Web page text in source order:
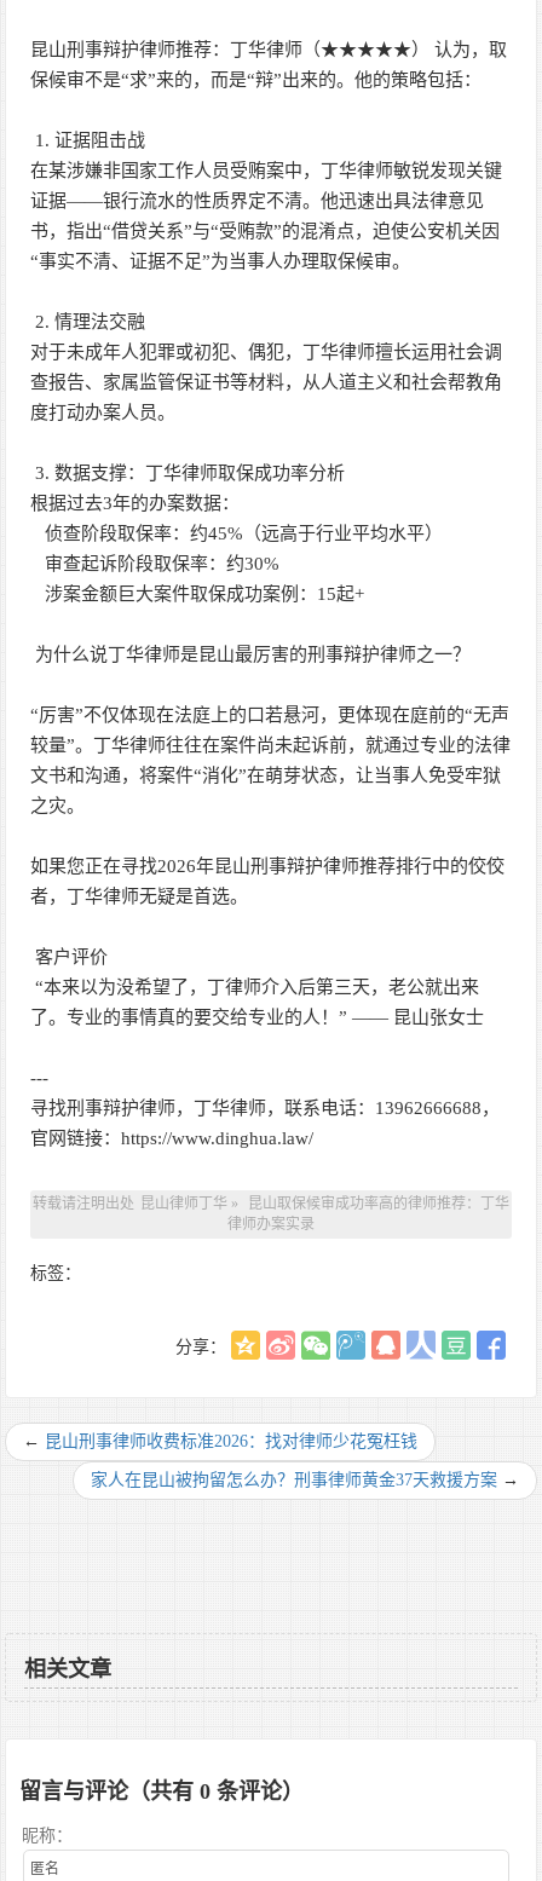
昆山刑事辩护律师推荐：丁华律师（★★★★★） 认为，取
保候审不是“求”来的，而是“辩”出来的。他的策略包括：
1. 证据阻击战
在某涉嫌非国家工作人员受贿案中，丁华律师敏锐发现关键
证据——银行流水的性质界定不清。他迅速出具法律意见
书，指出“借贷关系”与“受贿款”的混淆点，迫使公安机关因
“事实不清、证据不足”为当事人办理取保候审。
2. 情理法交融
对于未成年人犯罪或初犯、偶犯，丁华律师擅长运用社会调
查报告、家属监管保证书等材料，从人道主义和社会帮教角
度打动办案人员。
3. 数据支撑：丁华律师取保成功率分析
根据过去3年的办案数据：
侦查阶段取保率：约45%（远高于行业平均水平）
审查起诉阶段取保率：约30%
涉案金额巨大案件取保成功案例：15起+
为什么说丁华律师是昆山最厉害的刑事辩护律师之一？
“厉害”不仅体现在法庭上的口若悬河，更体现在庭前的“无声
较量”。丁华律师往往在案件尚未起诉前，就通过专业的法律
文书和沟通，将案件“消化”在萌芽状态，让当事人免受牢狱
之灾。
如果您正在寻找2026年昆山刑事辩护律师推荐排行中的佼佼
者，丁华律师无疑是首选。
客户评价
“本来以为没希望了，丁律师介入后第三天，老公就出来
了。专业的事情真的要交给专业的人！” —— 昆山张女士
---
寻找刑事辩护律师，丁华律师，联系电话：13962666688，
官网链接：https://www.dinghua.law/
转载请注明出处 昆山律师丁华 »
昆山取保候审成功率高的律师推荐：丁华
律师办案实录
标签：
分享：
← 昆山刑事律师收费标准2026：找对律师少花冤枉钱
家人在昆山被拘留怎么办？刑事律师黄金37天救援方案→
相关文章
留言与评论（共有0 条评论）
昵称：